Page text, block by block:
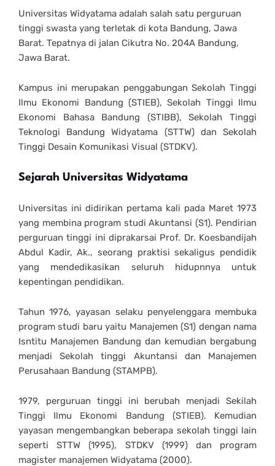
Universitas Widyatama adalah salah satu perguruan
tinggi swasta yang terletak di kota Bandung, Jawa
Barat. Tepatnya di jalan Cikutra No. 204A Bandung,
Jawa Barat.
Kampus ini merupakan penggabungan Sekolah Tinggi
Ilmu Ekonomi Bandung (STIEB), Sekolah Tinggi Ilmu
Ekonomi Bahasa Bandung (STIBB), Sekolah Tinggi
Teknologi Bandung Widyatama (STTW) dan Sekolah
Tinggi Desain Komunikasi Visual (STDKV).
Sejarah Universitas Widyatama
Universitas ini didirikan pertama kali pada Maret 1973
yang membina program studi Akuntansi (S1). Pendirian
perguruan tinggi ini diprakarsai Prof. Dr. Koesbandijah
Abdul Kadir, Ak., seorang praktisi sekaligus pendidik
yang mendedikasikan seluruh hidupnnya untuk
kepentingan pendidikan.
Tahun 1976, yayasan selaku penyelenggara membuka
program studi baru yaitu Manajemen (S1) dengan nama
Isntitu Manajemen Bandung dan kemudian bergabung
menjadi Sekolah tinggi Akuntansi dan Manajemen
Perusahaan Bandung (STAMPB).
1979, perguruan tinggi ini berubah menjadi Sekilah
Tinggi Ilmu Ekonomi Bandung (STIEB). Kemudian
yayasan mengembangkan beberapa sekolah tinggi lain
seperti STTW (1995), STDKV (1999) dan program
magister manajemen Widyatama (2000).